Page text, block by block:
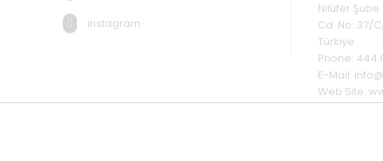
instagram
Nilüfer
Cd. No: 37/
Türkiye
Phone: 444
E-Mail:
Web Site: